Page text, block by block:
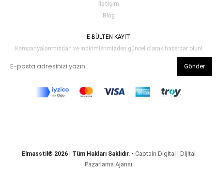
İletişim
Blog
E-BÜLTEN KAYIT
Kampanyalarımızdan ve indirimlerimizden güncel olarak haberdar olun!
Gönder
Elmasstil® 2026 | Tüm Hakları Saklıdır. • Captain Digital | Dijital
Pazarlama Ajansı